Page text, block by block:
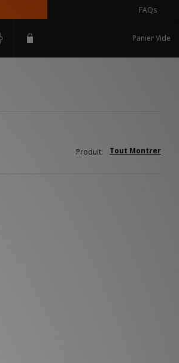
FAQs
Panier Vide
Tout Montrer
Produit: